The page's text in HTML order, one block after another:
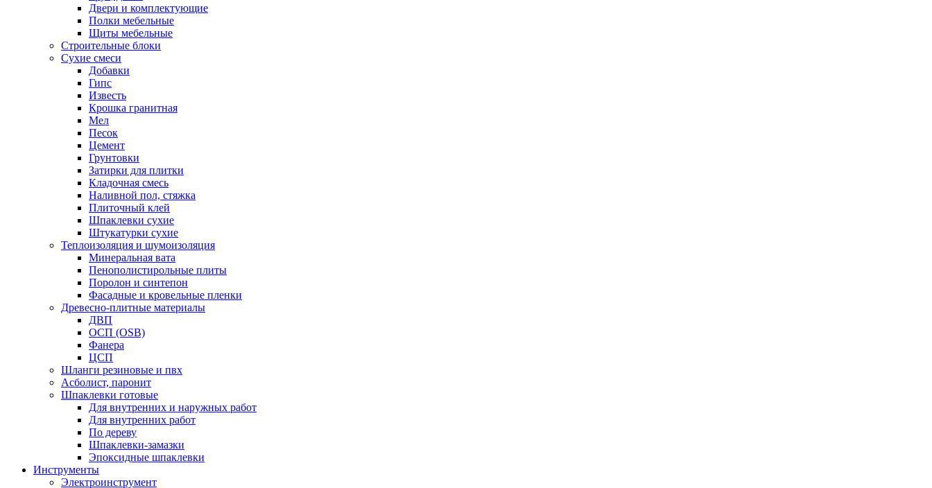
Двери и комплектующие
Полки мебельные
Щиты мебельные
Строительные блоки
Сухие смеси
Добавки
Гипс
Известь
Крошка гранитная
Мел
Песок
Цемент
Грунтовки
Затирки для плитки
Кладочная смесь
Наливной пол, стяжка
Плиточный клей
Шпаклевки сухие
Штукатурки сухие
Теплоизоляция и шумоизоляция
Минеральная вата
Пенополистирольные плиты
Поролон и синтепон
Фасадные и кровельные пленки
Древесно-плитные материалы
ДВП
ОСП (OSB)
Фанера
ЦСП
Шланги резиновые и пвх
Асболист, паронит
Шпаклевки готовые
Для внутренних и наружных работ
Для внутренних работ
По дереву
Шпаклевки-замазки
Эпоксидные шпаклевки
Инструменты
Электроинструмент